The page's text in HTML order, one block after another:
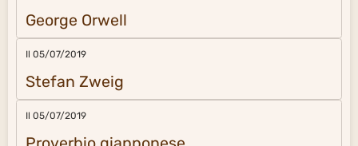
George Orwell
Il 05/07/2019
Stefan Zweig
Il 05/07/2019